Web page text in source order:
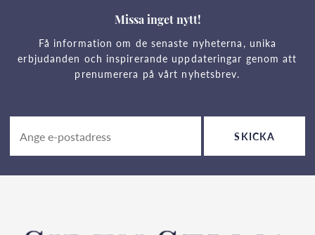
Missa inget nytt!
Få information om de senaste nyheterna, unika
erbjudanden och inspirerande uppdateringar genom att
prenumerera på vårt nyhetsbrev.
SKICKA